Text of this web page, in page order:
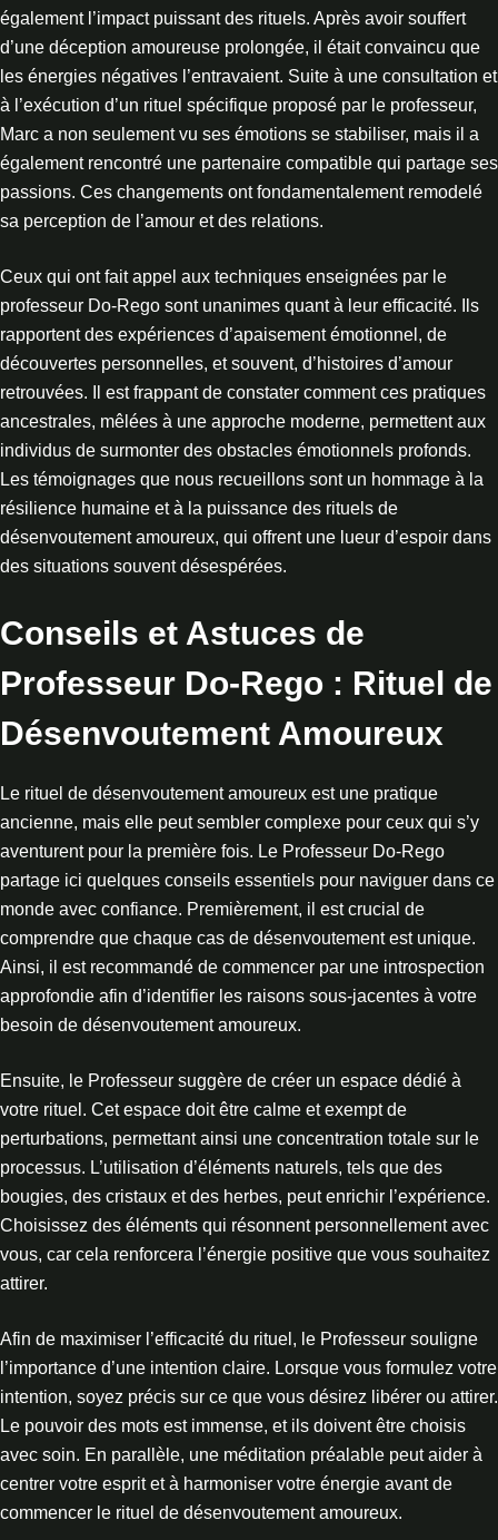
également l’impact puissant des rituels. Après avoir souffert
d’une déception amoureuse prolongée, il était convaincu que
les énergies négatives l’entravaient. Suite à une consultation et
à l’exécution d’un rituel spécifique proposé par le professeur,
Marc a non seulement vu ses émotions se stabiliser, mais il a
également rencontré une partenaire compatible qui partage ses
passions. Ces changements ont fondamentalement remodelé
sa perception de l’amour et des relations.
Ceux qui ont fait appel aux techniques enseignées par le
professeur Do-Rego sont unanimes quant à leur efficacité. Ils
rapportent des expériences d’apaisement émotionnel, de
découvertes personnelles, et souvent, d’histoires d’amour
retrouvées. Il est frappant de constater comment ces pratiques
ancestrales, mêlées à une approche moderne, permettent aux
individus de surmonter des obstacles émotionnels profonds.
Les témoignages que nous recueillons sont un hommage à la
résilience humaine et à la puissance des rituels de
désenvoutement amoureux, qui offrent une lueur d’espoir dans
des situations souvent désespérées.
Conseils et Astuces de
Professeur Do-Rego : Rituel de
Désenvoutement Amoureux
Le rituel de désenvoutement amoureux est une pratique
ancienne, mais elle peut sembler complexe pour ceux qui s’y
aventurent pour la première fois. Le Professeur Do-Rego
partage ici quelques conseils essentiels pour naviguer dans ce
monde avec confiance. Premièrement, il est crucial de
comprendre que chaque cas de désenvoutement est unique.
Ainsi, il est recommandé de commencer par une introspection
approfondie afin d’identifier les raisons sous-jacentes à votre
besoin de désenvoutement amoureux.
Ensuite, le Professeur suggère de créer un espace dédié à
votre rituel. Cet espace doit être calme et exempt de
perturbations, permettant ainsi une concentration totale sur le
processus. L’utilisation d’éléments naturels, tels que des
bougies, des cristaux et des herbes, peut enrichir l’expérience.
Choisissez des éléments qui résonnent personnellement avec
vous, car cela renforcera l’énergie positive que vous souhaitez
attirer.
Afin de maximiser l’efficacité du rituel, le Professeur souligne
l’importance d’une intention claire. Lorsque vous formulez votre
intention, soyez précis sur ce que vous désirez libérer ou attirer.
Le pouvoir des mots est immense, et ils doivent être choisis
avec soin. En parallèle, une méditation préalable peut aider à
centrer votre esprit et à harmoniser votre énergie avant de
commencer le rituel de désenvoutement amoureux.